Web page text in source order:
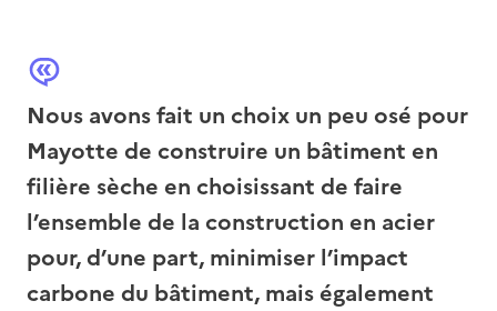
Nous avons fait un choix un peu osé pour
Mayotte de construire un bâtiment en
filière sèche en choisissant de faire
l’ensemble de la construction en acier
pour, d’une part, minimiser l’impact
carbone du bâtiment, mais également